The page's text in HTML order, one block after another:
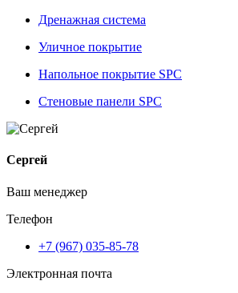
Дренажная система
Уличное покрытие
Напольное покрытие SPC
Стеновые панели SPC
Сергей
Ваш менеджер
Телефон
+7 (967) 035-85-78
Электронная почта